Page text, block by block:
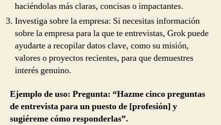
haciéndolas más claras, concisas o impactantes.
Investiga sobre la empresa: Si necesitas información
sobre la empresa para la que te entrevistas, Grok puede
ayudarte a recopilar datos clave, como su misión,
valores o proyectos recientes, para que demuestres
interés genuino.
Ejemplo de uso: Pregunta: “Hazme cinco preguntas
de entrevista para un puesto de [profesión] y
sugiéreme cómo responderlas”.